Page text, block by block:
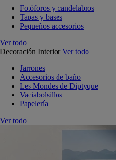
Fotóforos y candelabros
Tapas y bases
Pequeños accesorios
Ver todo
Decoración Interior Ver todo
Jarrones
Accesorios de baño
Les Mondes de Diptyque
Vaciabolsillos
Papelería
Ver todo